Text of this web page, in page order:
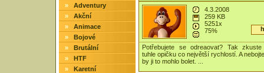
» Adventury
» Akční
» Animace
» Bojové
» Brutální
» HTF
» Karetní
4.3.2008
259 KB
5251x
75%
Potřebujete se odreaovat? Tak
tuhle opičku co největší rychlostí. A
by ji to mohlo bolet. ...